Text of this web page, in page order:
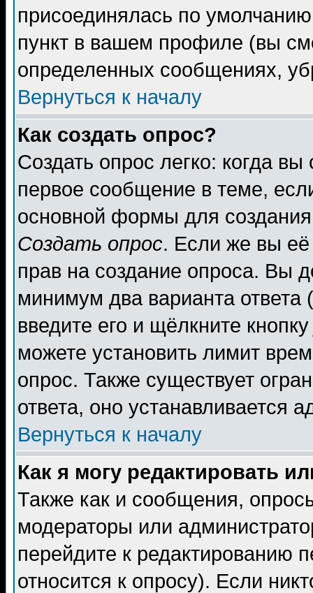
присоединялась по
пункт в вашем профиле (вы
определенных сообщениях,
Вернуться к началу
Как создать опрос?
Создать опрос легко: когда
первое сообщение в теме,
основной формы для
Создать опрос. Если же вы её
прав на создание опроса. Вы
минимум два варианта ответа
введите его и щёлкните
можете установить лимит
опрос. Также существует
ответа, оно устанавливается
Вернуться к началу
Как я могу редактировать
Также как и сообщения,
модераторы или
перейдите к редактированию
относится к опросу). Если